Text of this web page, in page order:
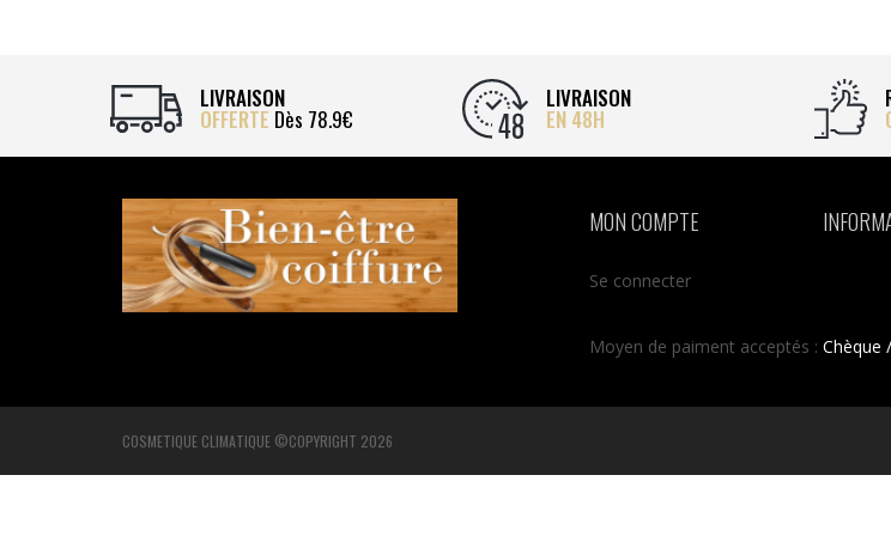
LIVRAISON
OFFERTE Dès 78.9€
LIVRAISON
EN 48H
MON COMPTE
Se connecter
Moyen de paiment acceptés : Chèque
COSMETIQUE CLIMATIQUE ©COPYRIGHT 2026